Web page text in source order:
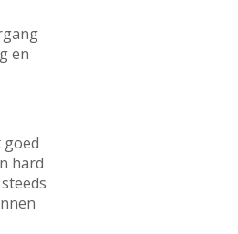
en
goed
hard